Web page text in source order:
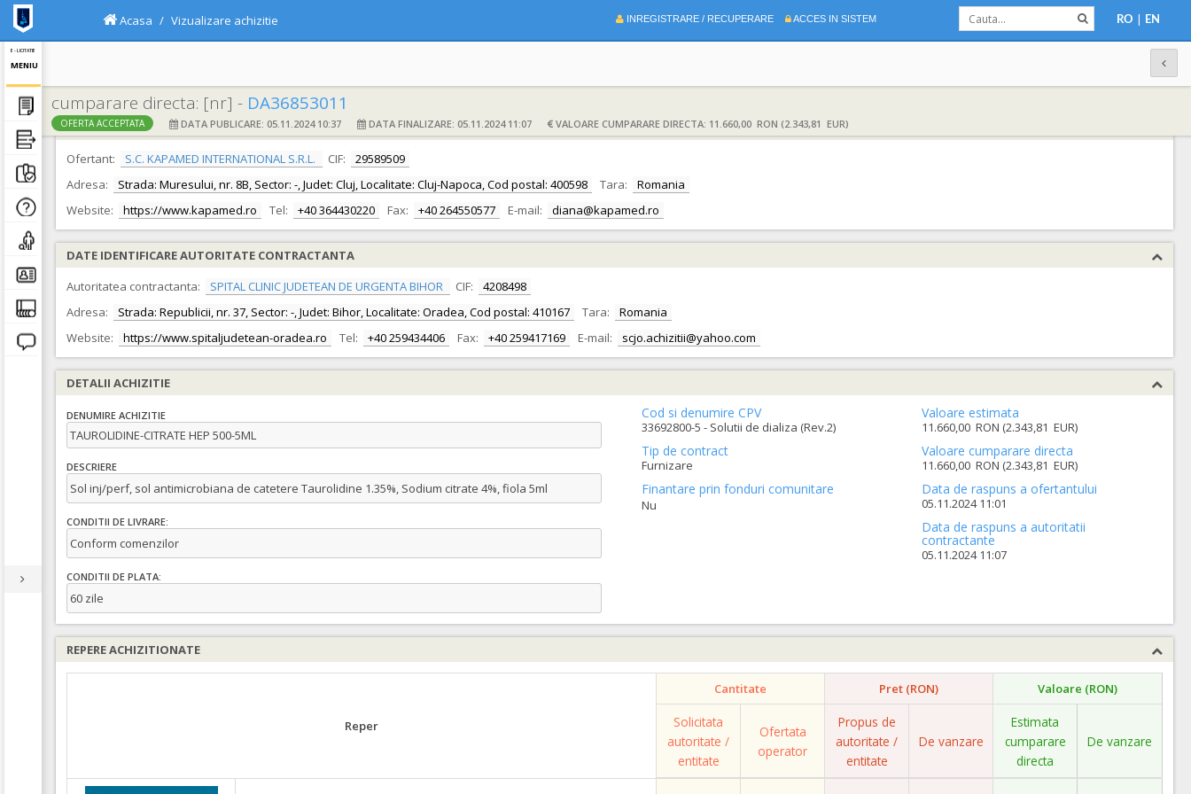
E - LICITATIE
MENIU
INREGISTRARE / RECUPERARE ACCES IN SISTEM RO | EN
Acasa Vizualizare achizitie
cumparare directa: [nr] - DA36853011
OFERTA ACCEPTATA DATA PUBLICARE: 05.11.2024 10:37 DATA FINALIZARE: 05.11.2024 11:07 VALOARE CUMPARARE DIRECTA: 11.660,00 RON (2.343,81 EUR)
DATE IDENTIFICARE OFERTANT
Ofertant:
S.C. KAPAMED INTERNATIONAL S.R.L. CIF:
29589509
Adresa:
Strada: Muresului, nr. 8B, Sector: -, Judet: Cluj, Localitate: Cluj-Napoca, Cod postal: 400598 Tara:
Romania
Website:
https://www.kapamed.ro Tel: +40 364430220 Fax: +40 264550577 E-mail: diana@kapamed.ro
DATE IDENTIFICARE AUTORITATE CONTRACTANTA
Autoritatea contractanta:
SPITAL CLINIC JUDETEAN DE URGENTA BIHOR CIF:
4208498
Adresa:
Strada: Republicii, nr. 37, Sector: -, Judet: Bihor, Localitate: Oradea, Cod postal: 410167 Tara:
Romania
Website:
https://www.spitaljudetean-oradea.ro Tel: +40 259434406 Fax: +40 259417169 E-mail: scjo.achizitii@yahoo.com
DETALII ACHIZITIE
DENUMIRE ACHIZITIE
TAUROLIDINE-CITRATE HEP 500-5ML
DESCRIERE
Sol inj/perf, sol antimicrobiana de catetere Taurolidine 1.35%, Sodium citrate 4%, fiola 5ml
CONDITII DE LIVRARE:
Conform comenzilor
CONDITII DE PLATA:
60 zile
Cod si denumire CPV
33692800-5 - Solutii de dializa (Rev.2)
Tip de contract
Furnizare
Finantare prin fonduri comunitare
Nu
Valoare estimata
11.660,00 RON (2.343,81 EUR)
Valoare cumparare directa
11.660,00 RON (2.343,81 EUR)
Data de raspuns a ofertantului
05.11.2024 11:01
Data de raspuns a autoritatii
contractante
05.11.2024 11:07
REPERE ACHIZITIONATE
Reper
Cantitate Pret (RON) Valoare (RON)
Solicitata
autoritate /
entitate
Ofertata
operator
Propus de
autoritate /
entitate
De vanzare
Estimata
cumparare
directa
De vanzare